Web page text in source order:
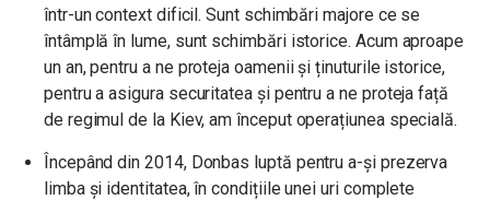
într-un context dificil. Sunt schimbări majore ce se
întâmplă în lume, sunt schimbări istorice. Acum aproape
un an, pentru a ne proteja oamenii și ținuturile istorice,
pentru a asigura securitatea și pentru a ne proteja față
de regimul de la Kiev, am început operațiunea specială.
Începând din 2014, Donbas luptă pentru a-și prezerva
limba și identitatea, în condițiile unei uri complete